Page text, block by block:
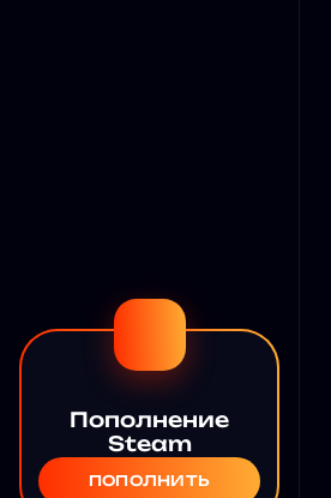
Пополнение
Steam
ПОПОЛНИТЬ